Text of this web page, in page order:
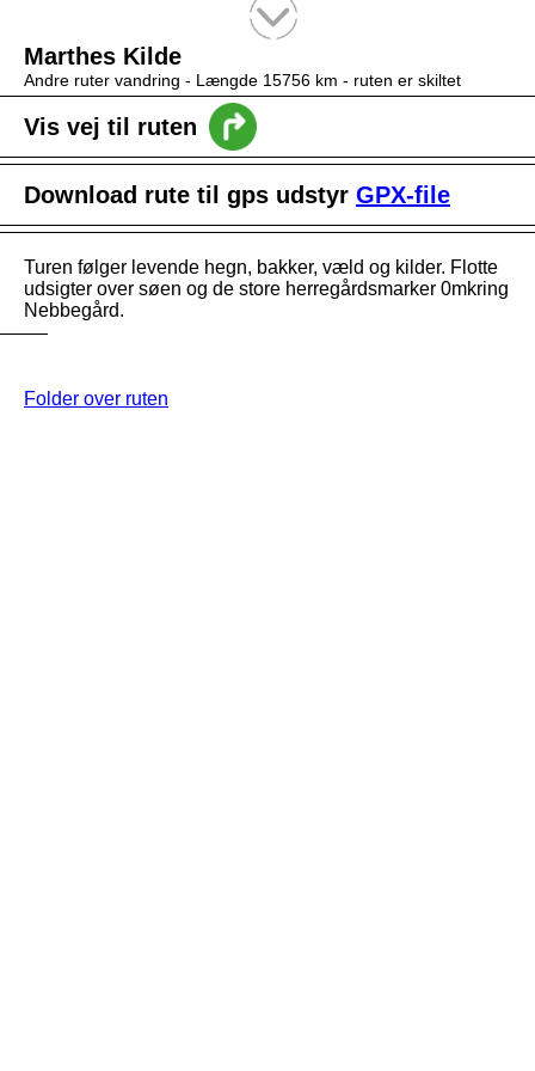
Marthes Kilde
Andre ruter vandring - Længde 15756 km - ruten er skiltet
Vis vej til ruten
Download rute til gps udstyr GPX-file
Turen følger levende hegn, bakker, væld og kilder. Flotte
udsigter over søen og de store herregårdsmarker 0mkring
Nebbegård.
Folder over ruten